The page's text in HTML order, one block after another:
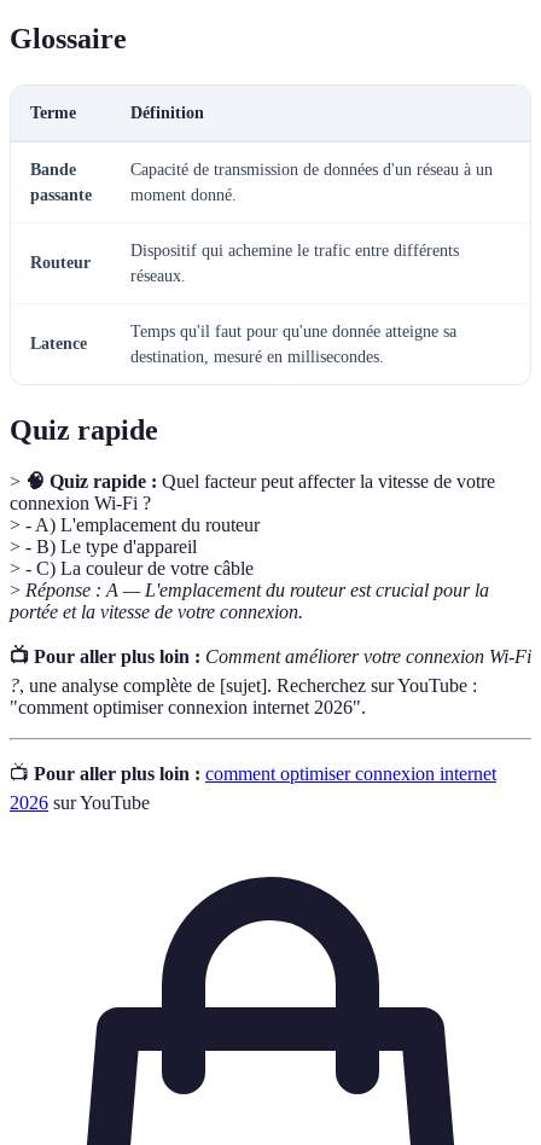
Glossaire
Terme Définition
Bande
passante
Capacité de transmission de données d'un réseau à un
moment donné.
Routeur
Dispositif qui achemine le trafic entre différents
réseaux.
Latence
Temps qu'il faut pour qu'une donnée atteigne sa
destination, mesuré en millisecondes.
Quiz rapide
> 🧠 Quiz rapide : Quel facteur peut affecter la vitesse de votre
connexion Wi-Fi ?
> - A) L'emplacement du routeur
> - B) Le type d'appareil
> - C) La couleur de votre câble
> Réponse : A — L'emplacement du routeur est crucial pour la
portée et la vitesse de votre connexion.
📺 Pour aller plus loin : Comment améliorer votre connexion Wi-Fi
?, une analyse complète de [sujet]. Recherchez sur YouTube :
"comment optimiser connexion internet 2026".
📺 Pour aller plus loin : comment optimiser connexion internet
2026 sur YouTube